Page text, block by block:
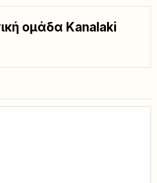
ομάδα Kanalaki